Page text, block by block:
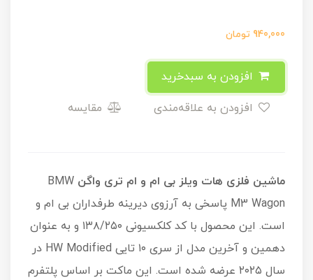
940,000 تومان
مقایسه
ماشین فلزی هات ویلز بی ام و ام تری واگن BMW
M3 Wagon پاسخی به آرزوی دیرینه طرفداران بی ام و
است. این محصول با کد کلکسیونی ۱۳۸/۲۵۰ و به عنوان
دهمین و آخرین مدل از سری ۱۰ تایی HW Modified در
سال ۲۰۲۵ عرضه شده است. این ماکت بر اساس پلتفرم